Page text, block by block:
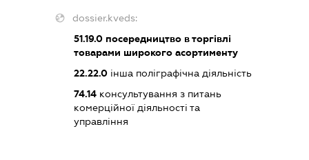
dossier.kveds:
51.19.0посередництво в торгівлі
товарами широкого асортименту
22.22.0інша поліграфічна діяльність
74.14консультування з питань
комерційної діяльності та
управління